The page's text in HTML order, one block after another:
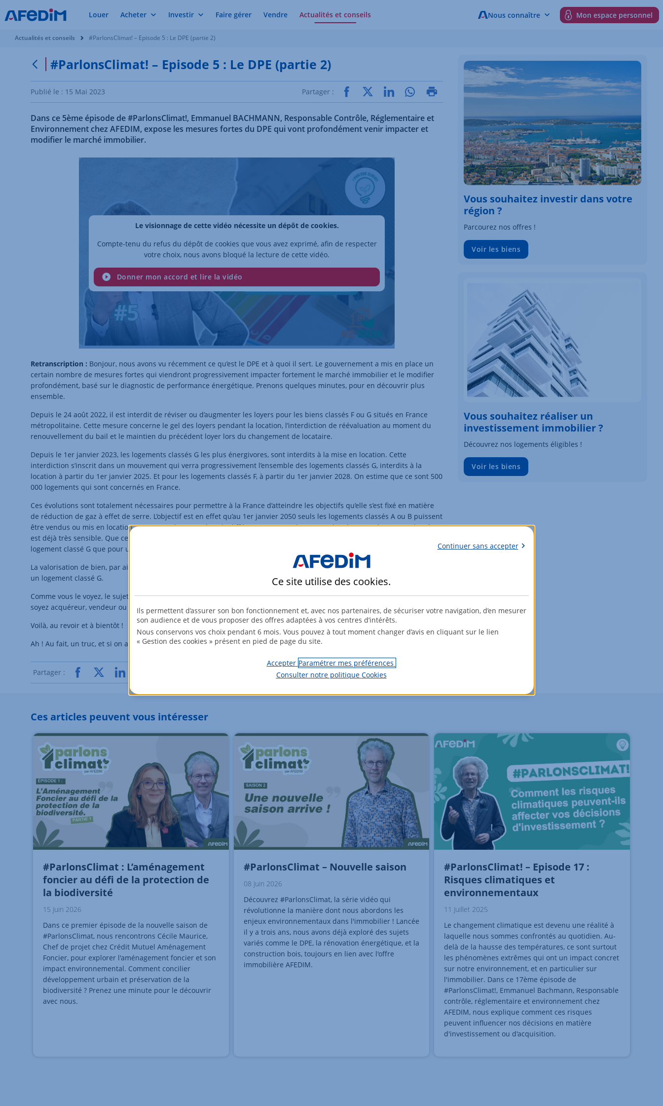
Louer Acheter Investir Faire gérer Vendre Actualités et conseils Nous connaître Mon espace personnel
Vous êtes ici:
Actualités et conseils #ParlonsClimat! – Episode 5 : Le DPE (partie 2)
Retour à la page précédente
#ParlonsClimat! – Episode 5 : Le DPE (partie 2)
Publié le : 15 Mai 2023 Partager :
Dans ce 5ème épisode de #ParlonsClimat!, Emmanuel BACHMANN, Responsable Contrôle, Réglementaire et
Environnement chez AFEDIM, expose les mesures fortes du DPE qui vont profondément venir impacter et
modifier le marché immobilier.
Le visionnage de cette vidéo nécessite un dépôt de cookies.
Compte-tenu du refus du dépôt de cookies que vous avez exprimé, afin de respecter
votre choix, nous avons bloqué la lecture de cette vidéo.
Donner mon accord et lire la vidéo
Retranscription : Bonjour, nous avons vu récemment ce qu’est le DPE et à quoi il sert. Le gouvernement a mis en place un
certain nombre de mesures fortes qui viendront progressivement impacter fortement le marché immobilier et le modifier
profondément, basé sur le diagnostic de performance énergétique. Prenons quelques minutes, pour en découvrir plus
ensemble.
Depuis le 24 août 2022, il est interdit de réviser ou d’augmenter les loyers pour les biens classés F ou G situés en France
métropolitaine. Cette mesure concerne le gel des loyers pendant la location, l’interdiction de réévaluation au moment du
renouvellement du bail et le maintien du précédent loyer lors du changement de locataire.
Depuis le 1er janvier 2023, les logements classés G les plus énergivores, sont interdits à la mise en location. Cette
interdiction s’inscrit dans un mouvement qui verra progressivement l’ensemble des logements classés G, interdits à la
location à partir du 1er janvier 2025. Et pour les logements classés F, à partir du 1er janvier 2028. On estime que ce sont 500
000 logements qui sont concernés en France.
Ces évolutions sont totalement nécessaires pour permettre à la France d’atteindre les objectifs qu’elle s’est fixé en matière
de réduction de gaz à effet de serre. L’objectif est en effet qu’au 1er janvier 2050 seuls les logements classés A ou B puissent
être vendus ou mis en location. Sans attendre cette date, la différence entre un logement classé G et un logement classé A,
est déjà très sensible. Que ce soit avec l’usage en particulier la facture de chauffage qui sera nettement supérieure pour un
logement classé G que pour un logement classé A.
La valorisation de bien, par ailleurs peut atteindre jusqu’à 30% de différents selon les régions entre un logement classé A et
un logement classé G.
Comme vous le voyez, le sujet est complexe. Chez AFEDIM, nous nous engageons à vous accompagner au mieux que vous
soyez acquéreur, vendeur ou locataire, pour vous permettre de bien comprendre les enjeux.
Voilà, au revoir et à bientôt !
Ah ! Au fait, un truc, et si on allait ensemble à Nantes ?
Partager :
Vous souhaitez investir dans votre
région ?
Parcourez nos offres !
Voir les biens
Vous souhaitez réaliser un
investissement immobilier ?
Découvrez nos logements éligibles !
Voir les biens
Ces articles peuvent vous intéresser
#ParlonsClimat : L’aménagement
foncier au défi de la protection de
la biodiversité
15 Juin 2026
Dans ce premier épisode de la nouvelle saison de
#ParlonsClimat, nous rencontrons Cécile Maurice,
Chef de projet chez Crédit Mutuel Aménagement
Foncier, pour explorer l'aménagement foncier et son
impact environnemental. Comment concilier
développement urbain et préservation de la
biodiversité ? Prenez une minute pour le découvrir
avec nous.
#ParlonsClimat – Nouvelle saison
08 Juin 2026
Découvrez #ParlonsClimat, la série vidéo qui
révolutionne la manière dont nous abordons les
enjeux environnementaux dans l'immobilier ! Lancée
il y a trois ans, nous avons déjà exploré des sujets
variés comme le DPE, la rénovation énergétique, et la
construction bois, toujours en lien avec l'offre
immobilière AFEDIM.
#ParlonsClimat! – Episode 17 :
Risques climatiques et
environnementaux
11 Juillet 2025
Le changement climatique est devenu une réalité à
laquelle nous sommes confrontés au quotidien. Au-
delà de la hausse des températures, ce sont surtout
les phénomènes extrêmes qui ont un impact concret
sur notre environnement, et en particulier sur
l'immobilier. Dans ce 17ème épisode de
#ParlonsClimat!, Emmanuel Bachmann, Responsable
contrôle, réglementaire et environnement chez
AFEDIM, nous explique comment ces risques
peuvent influencer nos décisions en matière
d'investissement ou d'acquisition.
Continuer sans accepter
Ce site utilise des cookies.
Ils permettent d’assurer son bon fonctionnement et, avec nos partenaires, de sécuriser votre navigation, d’en mesurer
son audience et de vous proposer des offres adaptées à vos centres d’intérêts.
Nous conservons vos choix pendant 6 mois. Vous pouvez à tout moment changer d’avis en cliquant sur le lien
« Gestion des cookies » présent en pied de page du site.
Accepter Paramétrer mes préférences
Consulter notre politique Cookies